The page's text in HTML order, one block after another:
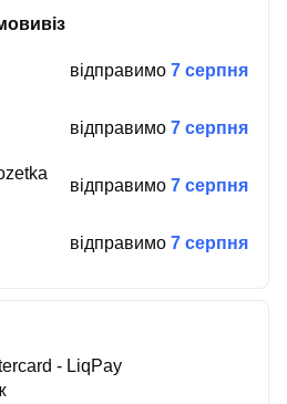
відправимо 7 серпня
відправимо 7 серпня
відправимо 7 серпня
відправимо 7 серпня
- LiqPay